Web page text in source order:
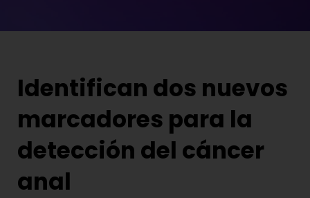
Identifican dos nuevos
marcadores para la
detección del cáncer
anal